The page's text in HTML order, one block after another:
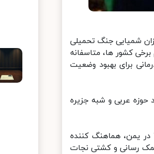
شمیایی جنگ تحمیلی
کشور ها، متاسفانه
برای بهبود وضعیت
عربی و شبه جزیره
یمن در وزارت امور خارجه ایران پس از آغاز جنگ در سال ۲۰۱۵ در یمن، هماهنگ کننده
رسانی و کشتی نجات